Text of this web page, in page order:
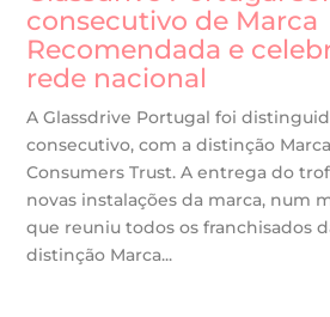
consecutivo de Marca
Recomendada e
rede nacional
A Glassdrive Portugal foi
consecutivo, com a distinção
Consumers Trust. A entrega do
novas instalações da marca, num
que reuniu todos os franchisados
distinção Marca...